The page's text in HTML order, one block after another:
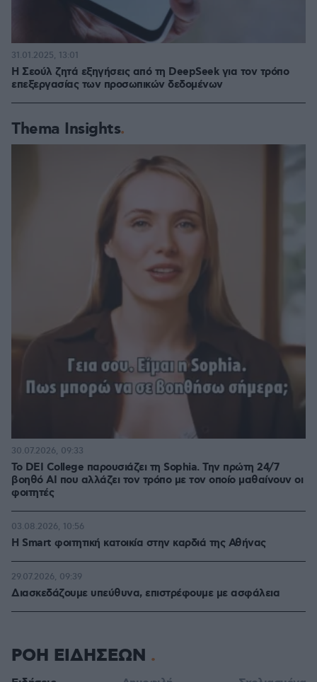
Η Σεούλ ζητά εξηγήσεις από τη DeepSeek για τον τρόπο
επεξεργασίας των προσωπικών δεδομένων
31.01.2025, 13:01
Thema Insights
Το DEI College παρουσιάζει τη Sophia. Την πρώτη 24/7
βοηθό AI που αλλάζει τον τρόπο με τον οποίο μαθαίνουν οι
φοιτητές
30.07.2026, 09:33
Η Smart φοιτητική κατοικία στην καρδιά της Αθήνας
03.08.2026, 10:56
Διασκεδάζουμε υπεύθυνα, επιστρέφουμε με ασφάλεια
29.07.2026, 09:39
ΡΟΗ ΕΙΔΗΣΕΩΝ